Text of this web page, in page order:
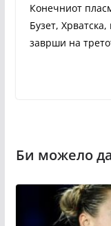
Конечниот
Бузет,
заврши на